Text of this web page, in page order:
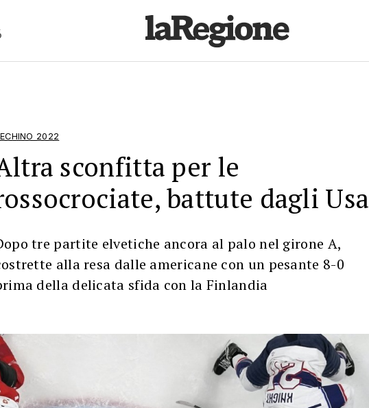
2022
sconfitta per le
battute dagli Usa
tre partite elvetiche ancora al palo nel girone A,
alla resa dalle americane con un pesante 8-0
della delicata sfida con la Finlandia